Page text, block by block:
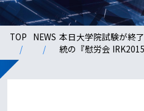
TOP NEWS 本日大学院試験が終
統の『慰労会